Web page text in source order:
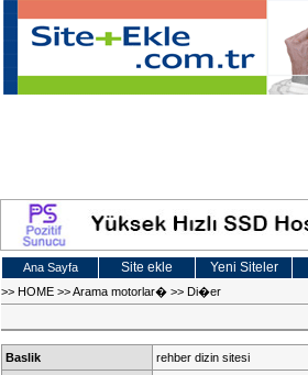
Ana Sayfa Site ekle Yeni Siteler
>> HOME >>Arama motorlar� >> Di�er
Baslik rehber dizin sitesi